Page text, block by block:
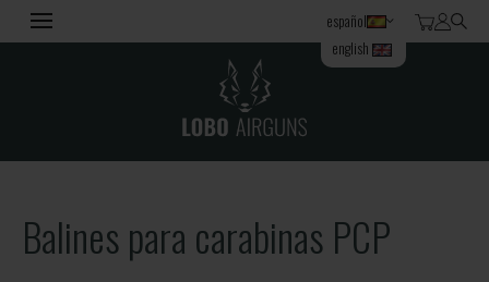
español
english
Balines para carabinas PCP